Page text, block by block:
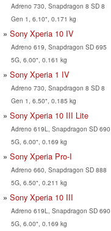
Adreno 730, Snapdragon 8 SD 8
Gen 1, 6.10", 0.171 kg
Sony Xperia 10 IV
Adreno 619, Snapdragon SD 695
5G, 6.00", 0.161 kg
Sony Xperia 1 IV
Adreno 730, Snapdragon 8 SD 8
Gen 1, 6.50", 0.185 kg
Sony Xperia 10 III Lite
Adreno 619L, Snapdragon SD 690
5G, 6.00", 0.169 kg
Sony Xperia Pro-I
Adreno 660, Snapdragon SD 888
5G, 6.50", 0.211 kg
Sony Xperia 10 III
Adreno 619L, Snapdragon SD 690
5G, 6.00", 0.169 kg